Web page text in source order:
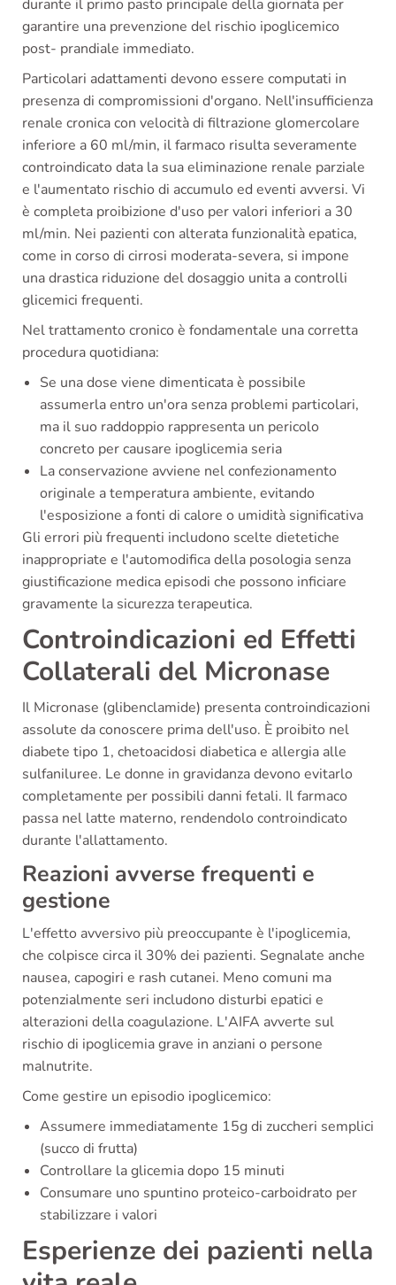
durante il primo pasto principale della giornata per
garantire una prevenzione del rischio ipoglicemico
post- prandiale immediato.
Particolari adattamenti devono essere computati in
presenza di compromissioni d'organo. Nell'insufficienza
renale cronica con velocità di filtrazione glomercolare
inferiore a 60 ml/min, il farmaco risulta severamente
controindicato data la sua eliminazione renale parziale
e l'aumentato rischio di accumulo ed eventi avversi. Vi
è completa proibizione d'uso per valori inferiori a 30
ml/min. Nei pazienti con alterata funzionalità epatica,
come in corso di cirrosi moderata-severa, si impone
una drastica riduzione del dosaggio unita a controlli
glicemici frequenti.
Nel trattamento cronico è fondamentale una corretta
procedura quotidiana:
Se una dose viene dimenticata è possibile
assumerla entro un'ora senza problemi particolari,
ma il suo raddoppio rappresenta un pericolo
concreto per causare ipoglicemia seria
La conservazione avviene nel confezionamento
originale a temperatura ambiente, evitando
l'esposizione a fonti di calore o umidità significativa
Gli errori più frequenti includono scelte dietetiche
inappropriate e l'automodifica della posologia senza
giustificazione medica episodi che possono inficiare
gravamente la sicurezza terapeutica.
Controindicazioni ed Effetti
Collaterali del Micronase
Il Micronase (glibenclamide) presenta controindicazioni
assolute da conoscere prima dell'uso. È proibito nel
diabete tipo 1, chetoacidosi diabetica e allergia alle
sulfaniluree. Le donne in gravidanza devono evitarlo
completamente per possibili danni fetali. Il farmaco
passa nel latte materno, rendendolo controindicato
durante l'allattamento.
Reazioni avverse frequenti e
gestione
L'effetto avversivo più preoccupante è l'ipoglicemia,
che colpisce circa il 30% dei pazienti. Segnalate anche
nausea, capogiri e rash cutanei. Meno comuni ma
potenzialmente seri includono disturbi epatici e
alterazioni della coagulazione. L'AIFA avverte sul
rischio di ipoglicemia grave in anziani o persone
malnutrite.
Come gestire un episodio ipoglicemico:
Assumere immediatamente 15g di zuccheri semplici
(succo di frutta)
Controllare la glicemia dopo 15 minuti
Consumare uno spuntino proteico-carboidrato per
stabilizzare i valori
Esperienze dei pazienti nella